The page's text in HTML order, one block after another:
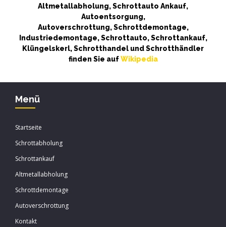
Altmetallabholung, Schrottauto Ankauf,
Autoentsorgung,
Autoverschrottung, Schrottdemontage,
Industriedemontage, Schrottauto, Schrottankauf,
Klüngelskerl, Schrotthandel und Schrotthändler
finden Sie aufWikipedia
Menü
Startseite
Schrottabholung
Schrottankauf
Altmetallabholung
Schrottdemontage
Autoverschrottung
Kontakt